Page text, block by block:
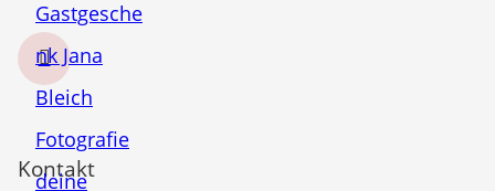
Kontakt